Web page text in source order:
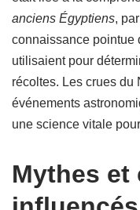
anciens Égyptiens,
connaissance pointue
utilisaient pour
récoltes. Les crues du
événements
une science vitale
Mythes et